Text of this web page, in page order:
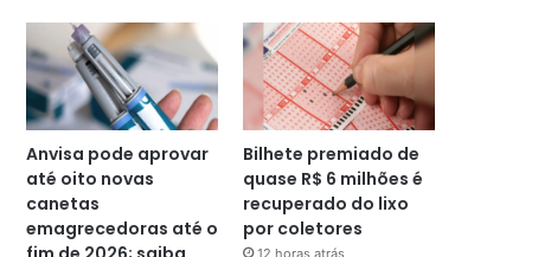
Anvisa pode aprovar
até oito novas
canetas
emagrecedoras até o
Bilhete premiado de
quase R$ 6 milhões é
recuperado do lixo
por coletores
12 horas atrás